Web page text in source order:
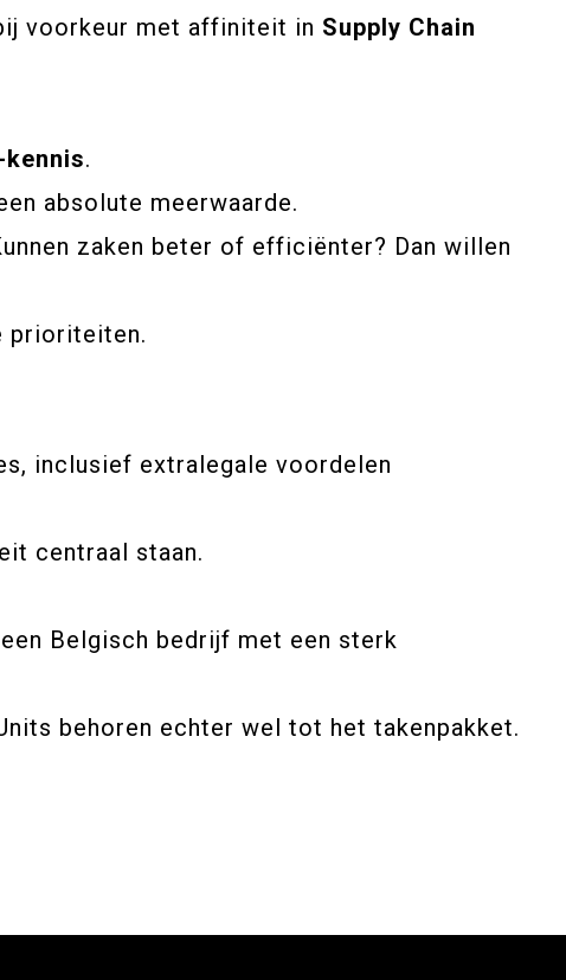
voorkeur met affiniteit in Supply Chain
kennis.
absolute meerwaarde.
zaken beter of efficiënter? Dan willen
prioriteiten.
inclusief extralegale voordelen
centraal staan.
Belgisch bedrijf met een sterk
behoren echter wel tot het takenpakket.